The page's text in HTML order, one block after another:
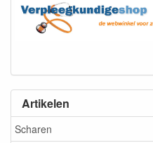
Artikelen
Scharen